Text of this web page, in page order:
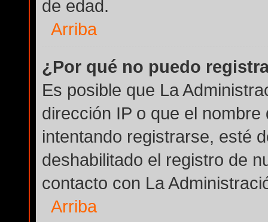
de edad.
Arriba
¿Por qué no puedo
Es posible que La
dirección IP o que el
intentando registrarse, esté
deshabilitado el registro de
contacto con La
Arriba